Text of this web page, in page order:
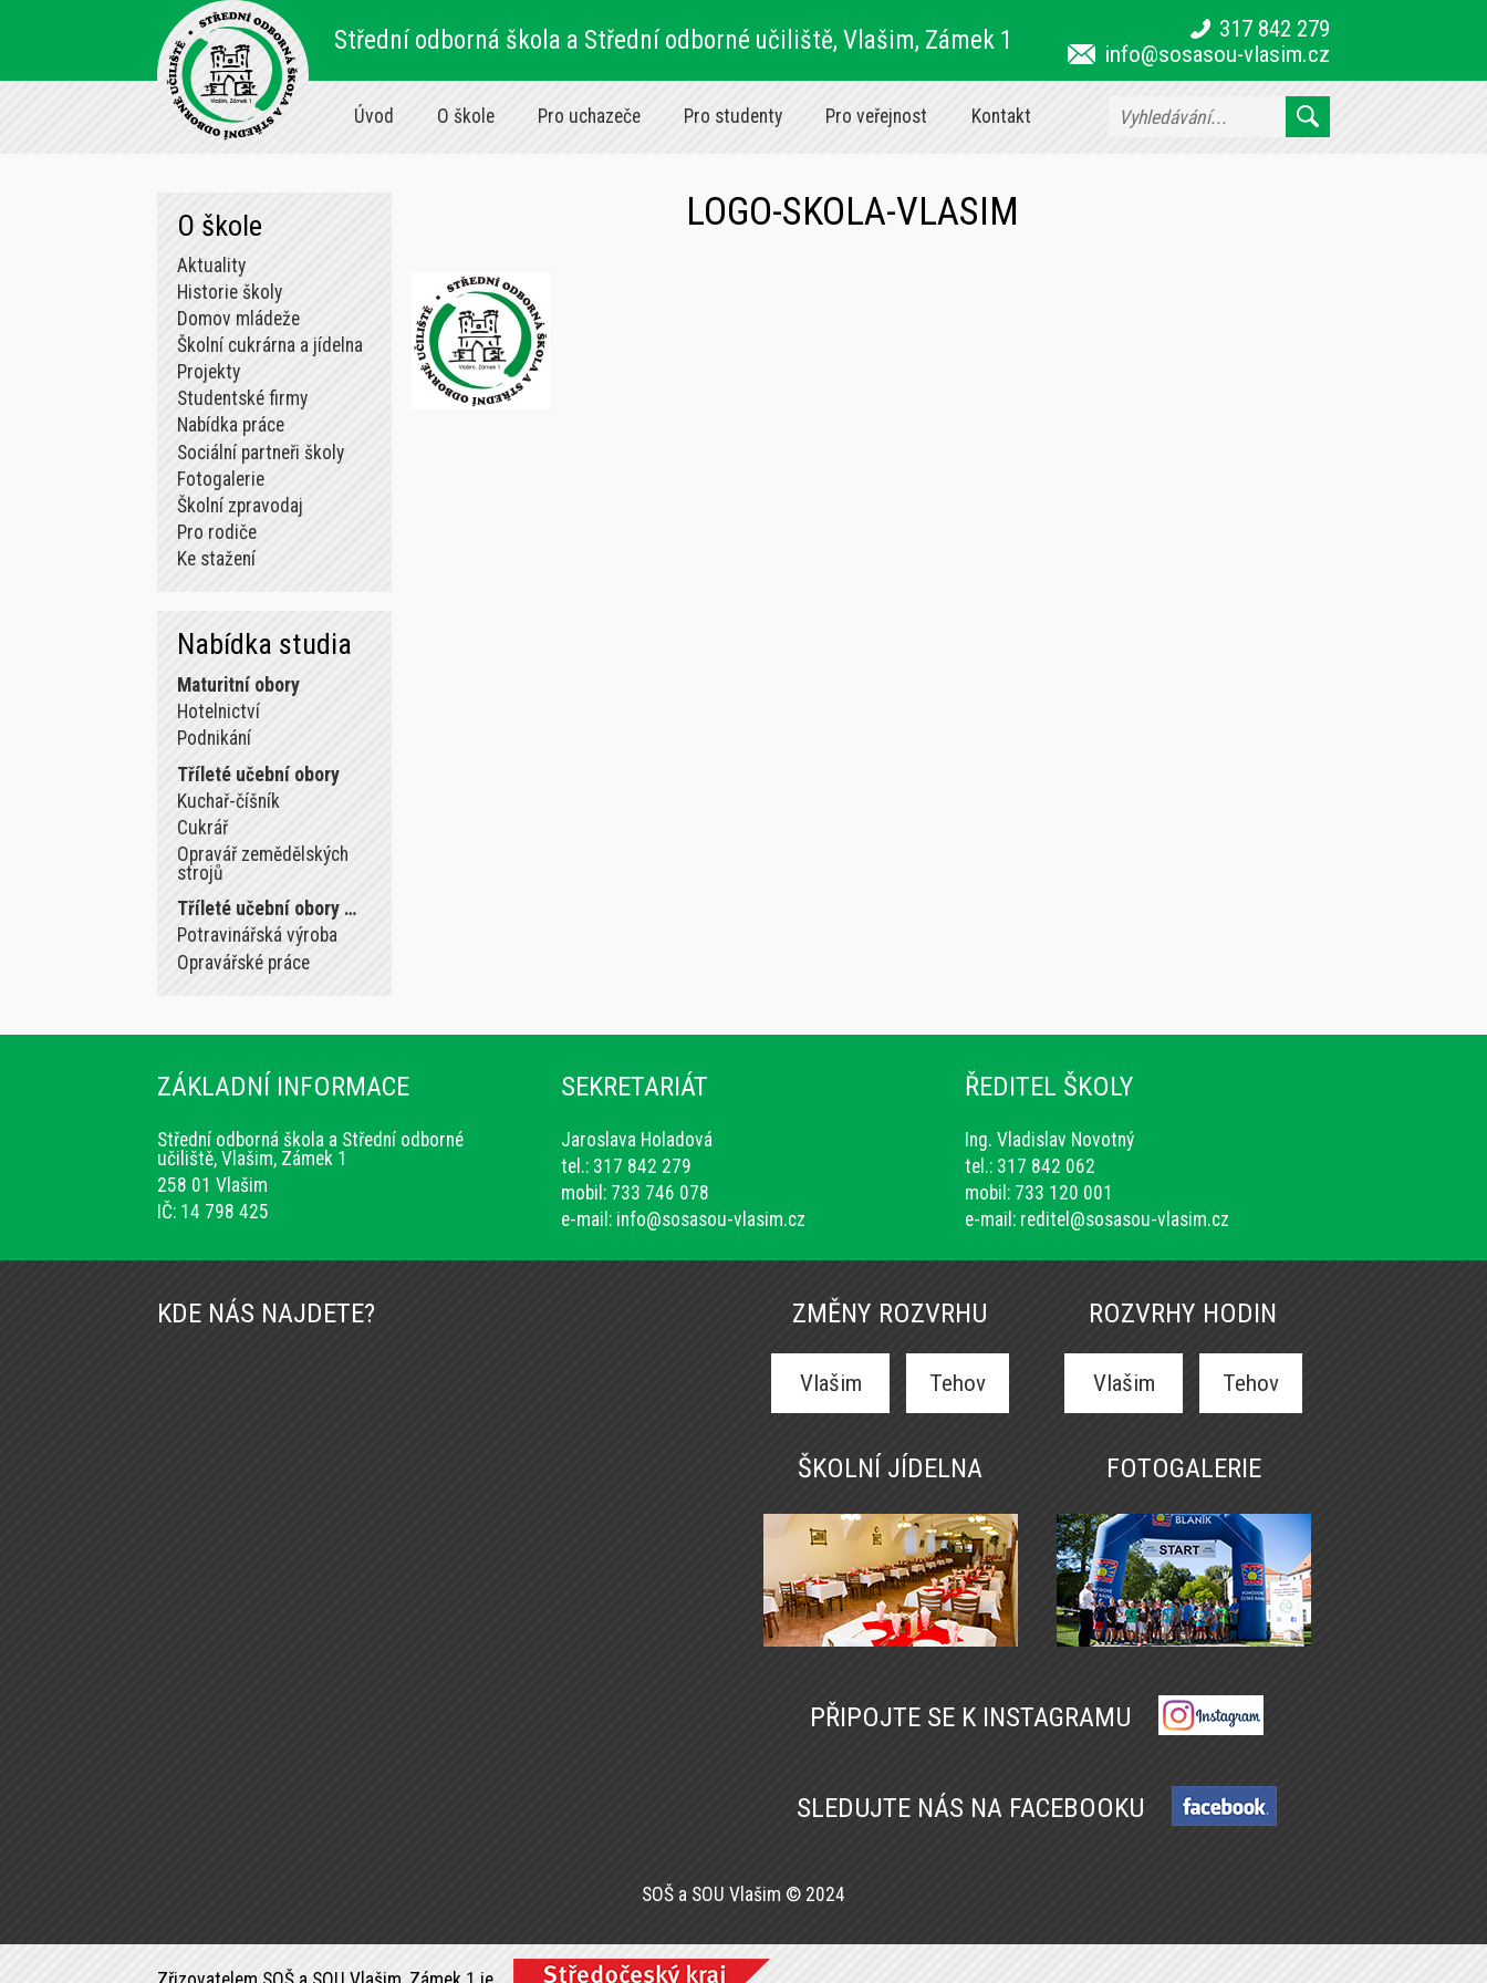
Střední odborná škola a Střední odborné učiliště, Vlašim, Zámek 1
317 842 279
info@sosasou-vlasim.cz
Úvod O škole Pro uchazeče Pro studenty Pro veřejnost Kontakt
O škole
Aktuality
Historie školy
Domov mládeže
Školní cukrárna a jídelna
Projekty
Studentské firmy
Nabídka práce
Sociální partneři školy
Fotogalerie
Školní zpravodaj
Pro rodiče
Ke stažení
Nabídka studia
Maturitní obory
Hotelnictví
Podnikání
Tříleté učební obory
Kuchař-číšník
Cukrář
Opravář zemědělských
strojů
Tříleté učební obory …
Potravinářská výroba
Opravářské práce
LOGO-SKOLA-VLASIM
ZÁKLADNÍ INFORMACE
Střední odborná škola a Střední odborné
učiliště, Vlašim, Zámek 1
258 01 Vlašim
IČ: 14 798 425
SEKRETARIÁT
Jaroslava Holadová
tel.: 317 842 279
mobil: 733 746 078
e-mail: info@sosasou-vlasim.cz
ŘEDITEL ŠKOLY
Ing. Vladislav Novotný
tel.: 317 842 062
mobil: 733 120 001
e-mail: reditel@sosasou-vlasim.cz
KDE NÁS NAJDETE? ZMĚNY ROZVRHU
Vlašim Tehov
ROZVRHY HODIN
Vlašim Tehov
ŠKOLNÍ JÍDELNA FOTOGALERIE
PŘIPOJTE SE K INSTAGRAMU
SLEDUJTE NÁS NA FACEBOOKU
SOŠ a SOU Vlašim © 2024